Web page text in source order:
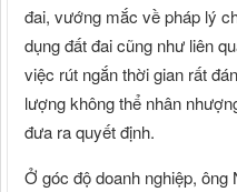
đai, vướng mắc về pháp lý
dụng đất đai cũng như liên
việc rút ngắn thời gian rất
lượng không thể nhân
đưa ra quyết định.
Ở góc độ doanh nghiệp,